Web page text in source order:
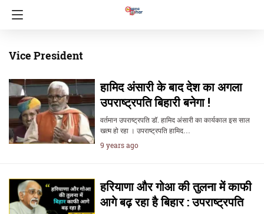
Vice President
हामिद अंसारी के बाद देश का अगला
उपराष्ट्रपति बिहारी बनेगा !
वर्तमान उपराष्ट्रपति डॉ. हामिद अंसारी का कार्यकाल इस साल
खत्म हो रहा । उपराष्ट्रपति हामिद…
9 years ago
हरियाणा और गोआ की तुलना में काफी
आगे बढ़ रहा है बिहार : उपराष्ट्रपति